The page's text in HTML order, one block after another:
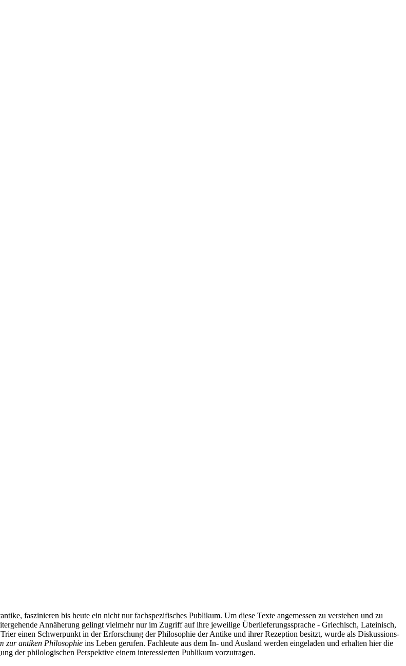
faszinieren bis heute ein nicht nur fachspezifisches Publikum. Um diese Texte angemessen zu verstehen und zu
Annäherung gelingt vielmehr nur im Zugriff auf ihre jeweilige Überlieferungssprache - Griechisch, Lateinisch,
einen Schwerpunkt in der Erforschung der Philosophie der Antike und ihrer Rezeption besitzt, wurde als Diskussions-
zur antiken Philosophie ins Leben gerufen. Fachleute aus dem In- und Ausland werden eingeladen und erhalten hier die
der philologischen Perspektive einem interessierten Publikum vorzutragen.